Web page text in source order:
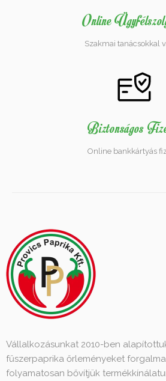
Online
Szakmai tanácsokkal
Biztonságos
Online bankkártyás
Vállalkozásunkat 2010-ben
fűszerpaprika őrleményeket
folyamatosan bővítjük